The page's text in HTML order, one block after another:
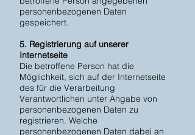
personenbezogenen Daten
gespeichert.
5. Registrierung auf unserer
Internetseite
Die betroffene Person hat die
Möglichkeit, sich auf der Internetseite
des für die Verarbeitung
Verantwortlichen unter Angabe von
personenbezogenen Daten zu
registrieren. Welche
personenbezogenen Daten dabei an